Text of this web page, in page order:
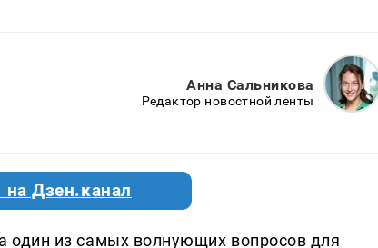
Анна Сальникова
Редактор новостной ленты
на Дзен.канал
один из самых волнующих вопросов для